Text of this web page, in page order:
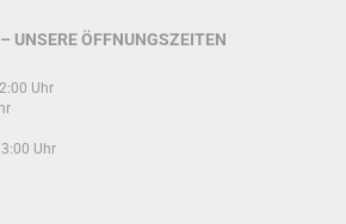
UNSERE ÖFFNUNGSZEITEN
Uhr
Uhr